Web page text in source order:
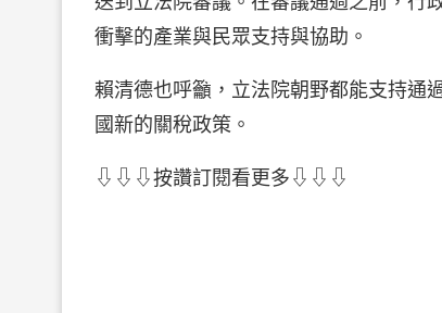
衝擊的產業與民眾支持與協助。
賴清德也呼籲，立法院朝野都能支持通
國新的關稅政策。
⇩⇩⇩按讚訂閱看更多⇩⇩⇩